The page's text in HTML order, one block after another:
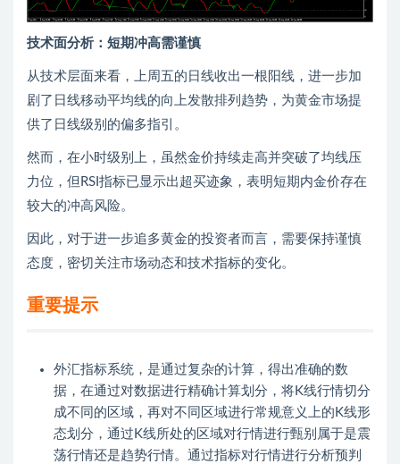
技术面分析：短期冲高需谨慎
从技术层面来看，上周五的日线收出一根阳线，进一步加
剧了日线移动平均线的向上发散排列趋势，为黄金市场提
供了日线级别的偏多指引。
然而，在小时级别上，虽然金价持续走高并突破了均线压
力位，但RSI指标已显示出超买迹象，表明短期内金价存在
较大的冲高风险。
因此，对于进一步追多黄金的投资者而言，需要保持谨慎
态度，密切关注市场动态和技术指标的变化。
重要提示
外汇 指标系统，是通过复杂的计算，得出准确的数
据，在通过对数据进行精确计算划分，将K线行情切分
成不同的区域，再对不同区域进行常规意义上的K线形
态划分，通过K线所处的区域对行情进行甄别属于是震
荡行情还是趋势行情。通过指标对行情进行分析预判